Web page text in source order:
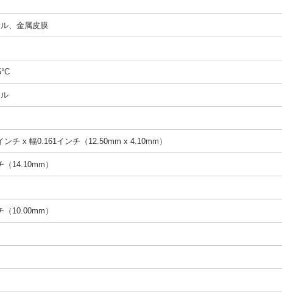
、金属皮膜
ンチ x 幅0.161インチ（12.50mm x 4.10mm）
14.10mm）
10.00mm）